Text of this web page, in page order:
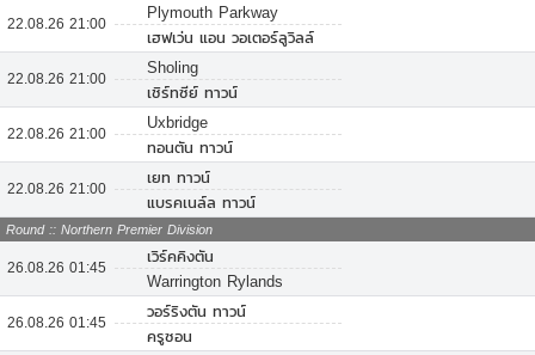
22.08.26 21:00
Plymouth Parkway
เฮฟเว่น แอน วอเตอร์ลูวิลล์
22.08.26 21:00
Sholing
เชิร์ทซีย์ ทาวน์
22.08.26 21:00
Uxbridge
ทอนตัน ทาวน์
22.08.26 21:00
เยท ทาวน์
แบรคเนล์ล ทาวน์
Round :: Northern Premier Division
26.08.26 01:45
เวิร์คคิงตัน
Warrington Rylands
26.08.26 01:45
วอร์ริงตัน ทาวน์
ครูซอน